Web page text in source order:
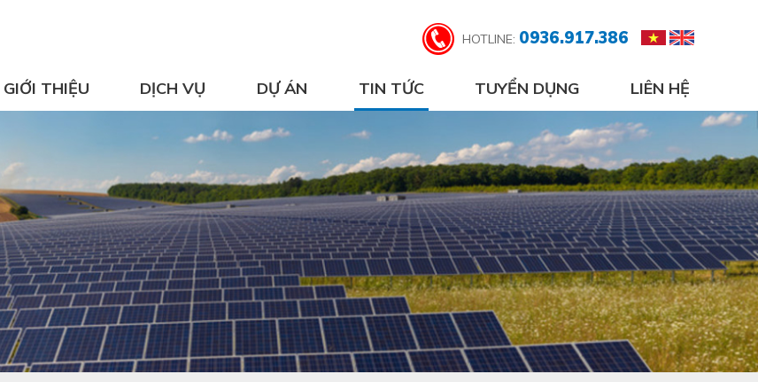
HOTLINE: 0936.917.386
GIỚI THIỆU DỊCH VỤ DỰ ÁN TIN TỨC TUYỂN DỤNG LIÊN HỆ